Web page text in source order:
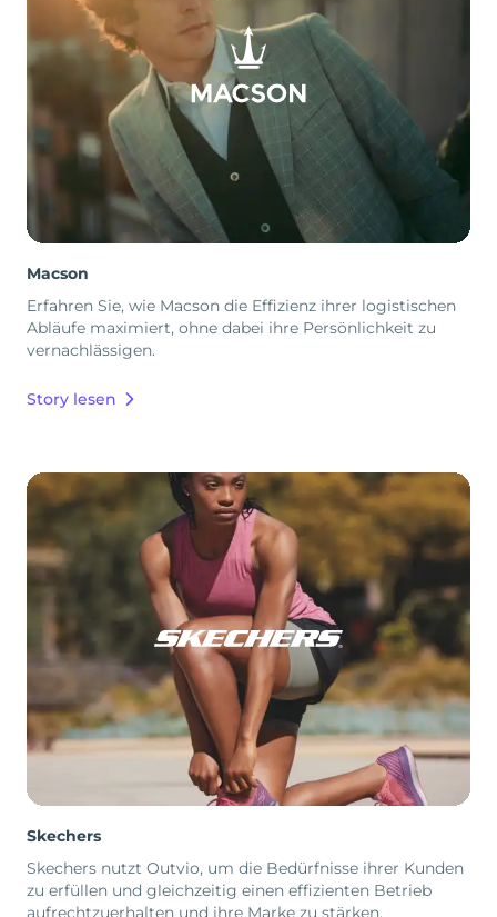
Macson
Erfahren Sie, wie Macson die Effizienz ihrer logistischen
Abläufe maximiert, ohne dabei ihre Persönlichkeit zu
vernachlässigen.
Story lesen
Skechers
Skechers nutzt Outvio, um die Bedürfnisse ihrer Kunden
zu erfüllen und gleichzeitig einen effizienten Betrieb
aufrechtzuerhalten und ihre Marke zu stärken.